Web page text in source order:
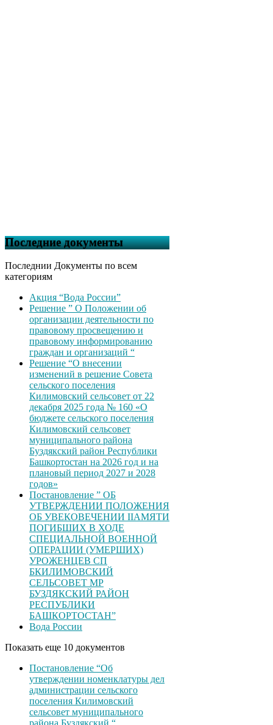
Последние документы
Последнии Документы по всем
категориям
Акция “Вода России”
Решение ” О Положении об
организации деятельности по
правовому просвещению и
правовому информированию
граждан и организаций “
Решение “О внесении
изменений в решение Совета
сельского поселения
Килимовский сельсовет от 22
декабря 2025 года № 160 «О
бюджете сельского поселения
Килимовский сельсовет
муниципального района
Буздякский район Республики
Башкортостан на 2026 год и на
плановый период 2027 и 2028
годов»
Постановление ” ОБ
УТВЕРЖДЕНИИ ПОЛОЖЕНИЯ
ОБ УВЕКОВЕЧЕНИИ ІІАМЯТИ
ПОГИБШИХ В ХОДЕ
СПЕЦИАЛЬНОЙ ВОЕННОЙ
ОПЕРАЦИИ (УМЕРШИХ)
УРОЖЕНЦЕВ CП
БКИЛИМОВСКИЙ
СЕЛЬСОВЕТ МР
БУЗДЯКСКИЙ РАЙОН
РЕСПУБЛИКИ
БАШКОРТОСТАН”
Вода России
Показать еще 10 документов
Постановление “Об
утверждении номенклатуры дел
администрации сельского
поселения Килимовский
сельсовет муниципального